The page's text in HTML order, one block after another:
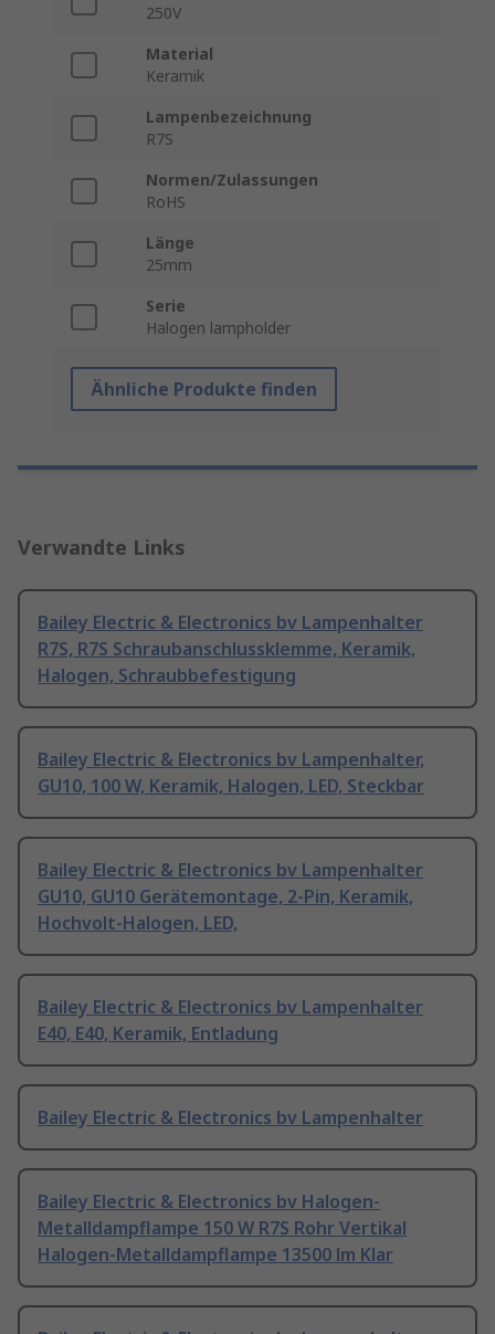
250V
Material
Keramik
Lampenbezeichnung
R7S
Normen/Zulassungen
RoHS
Länge
25mm
Serie
Halogen lampholder
Ähnliche Produkte finden
Verwandte Links
Bailey Electric & Electronics bv Lampenhalter
R7S, R7S Schraubanschlussklemme, Keramik,
Halogen, Schraubbefestigung
Bailey Electric & Electronics bv Lampenhalter,
GU10, 100 W, Keramik, Halogen, LED, Steckbar
Bailey Electric & Electronics bv Lampenhalter
GU10, GU10 Gerätemontage, 2-Pin, Keramik,
Hochvolt-Halogen, LED,
Bailey Electric & Electronics bv Lampenhalter
E40, E40, Keramik, Entladung
Bailey Electric & Electronics bv Lampenhalter
Bailey Electric & Electronics bv Halogen-
Metalldampflampe 150 W R7S Rohr Vertikal
Halogen-Metalldampflampe 13500 lm Klar